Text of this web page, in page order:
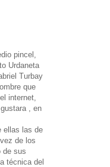
pincel,
Urdaneta
Turbay
que
internet,
, en
ellas las de
de los
de sus
técnica del